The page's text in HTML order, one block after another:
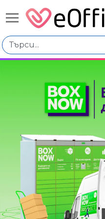
Избери по
Цена
€0.00 - €10.00
€20.02 - €30.01
DNS
Navigator
Тип продукт
Бели копирни хартии